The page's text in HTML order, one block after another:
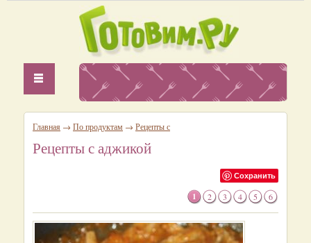
Главная → По продуктам → Рецепты с
Рецепты с аджикой
Сохранить
1 2 3 4 5 6